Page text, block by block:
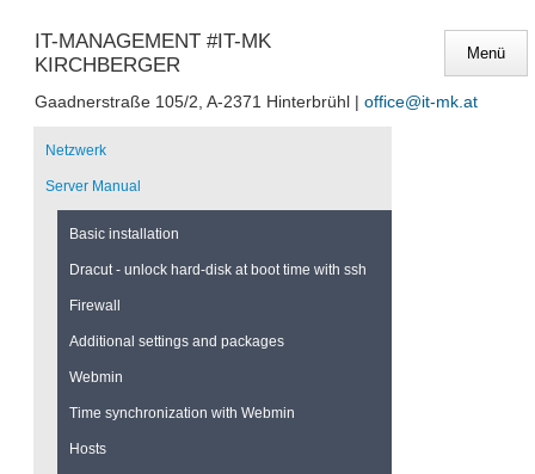
IT-MANAGEMENT #IT-MK
KIRCHBERGER
Gaadnerstraße 105/2, A-2371 Hinterbrühl |office@it-mk.at
überspringen
Netzwerk
Server Manual
Basic installation
Dracut - unlock hard-disk at boot time with ssh
Firewall
Additional settings and packages
Webmin
Time synchronization with Webmin
Hosts